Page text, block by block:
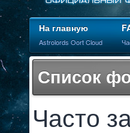
На главную
Astrolords Oort Cloud
Список
Часто